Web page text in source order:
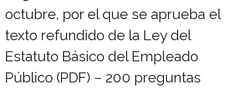
- - OPOSICIÓN Administrativo SAS – 2025
- - OPOSICIÓN Auxiliar Administrativo de la Junta de
Andalucía - 2024
octubre, por el que se aprueba el
texto refundido de la Ley del
Estatuto Básico del Empleado
Público (PDF) – 200 preguntas